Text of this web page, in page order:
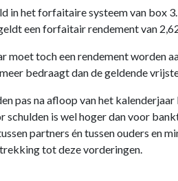
in het forfaitaire systeem van box
een forfaitair rendement van
toch een rendement worden
bedraagt dan de geldende
pas na afloop van het
is wel hoger dan voor
partners én tussen ouders en
tot deze vorderingen.